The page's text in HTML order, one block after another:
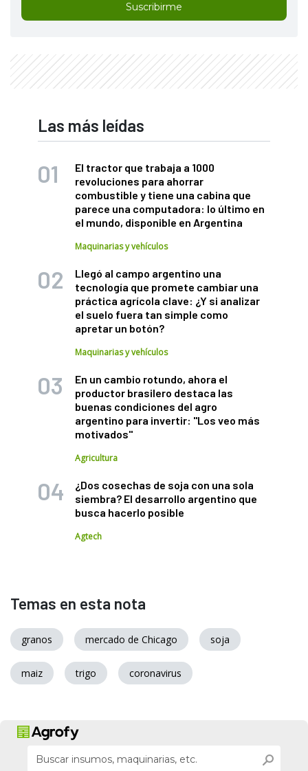
Suscribirme
Las más leídas
El tractor que trabaja a 1000
revoluciones para ahorrar
combustible y tiene una cabina que
parece una computadora: lo último en
el mundo, disponible en Argentina
Maquinarias y vehículos
Llegó al campo argentino una
tecnología que promete cambiar una
práctica agrícola clave: ¿Y si analizar
el suelo fuera tan simple como
apretar un botón?
Maquinarias y vehículos
En un cambio rotundo, ahora el
productor brasilero destaca las
buenas condiciones del agro
argentino para invertir: "Los veo más
motivados"
Agricultura
¿Dos cosechas de soja con una sola
siembra? El desarrollo argentino que
busca hacerlo posible
Agtech
Temas en esta nota
granos mercado de Chicago soja
maiz trigo coronavirus